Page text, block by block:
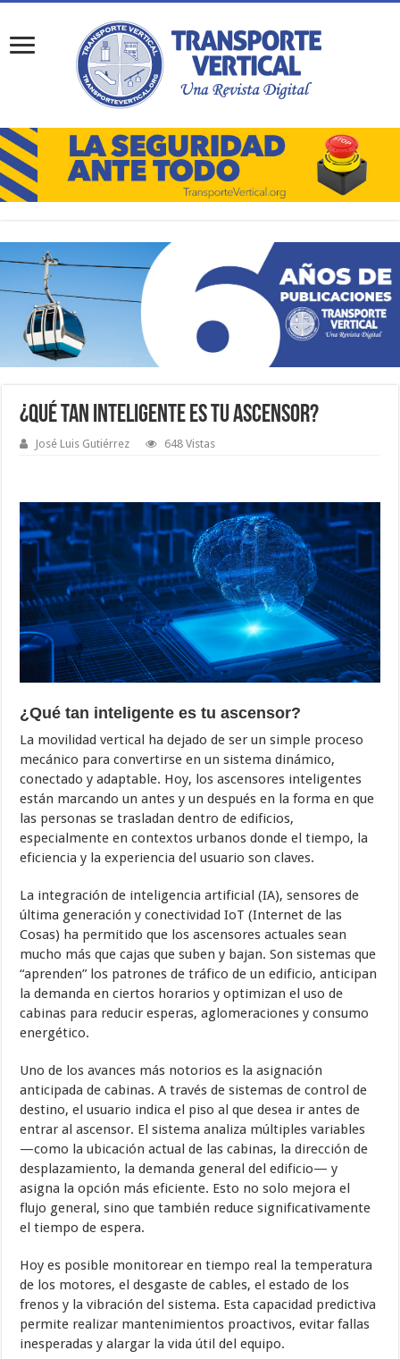
¿Qué tan inteligente es tu ascensor?
José Luis Gutiérrez 648 Vistas
¿Qué tan inteligente es tu ascensor?
La movilidad vertical ha dejado de ser un simple proceso
mecánico para convertirse en un sistema dinámico,
conectado y adaptable. Hoy, los ascensores inteligentes
están marcando un antes y un después en la forma en que
las personas se trasladan dentro de edificios,
especialmente en contextos urbanos donde el tiempo, la
eficiencia y la experiencia del usuario son claves.
La integración de inteligencia artificial (IA), sensores de
última generación y conectividad IoT (Internet de las
Cosas) ha permitido que los ascensores actuales sean
mucho más que cajas que suben y bajan. Son sistemas que
“aprenden” los patrones de tráfico de un edificio, anticipan
la demanda en ciertos horarios y optimizan el uso de
cabinas para reducir esperas, aglomeraciones y consumo
energético.
Uno de los avances más notorios es la asignación
anticipada de cabinas. A través de sistemas de control de
destino, el usuario indica el piso al que desea ir antes de
entrar al ascensor. El sistema analiza múltiples variables
—como la ubicación actual de las cabinas, la dirección de
desplazamiento, la demanda general del edificio— y
asigna la opción más eficiente. Esto no solo mejora el
flujo general, sino que también reduce significativamente
el tiempo de espera.
Hoy es posible monitorear en tiempo real la temperatura
de los motores, el desgaste de cables, el estado de los
frenos y la vibración del sistema. Esta capacidad predictiva
permite realizar mantenimientos proactivos, evitar fallas
inesperadas y alargar la vida útil del equipo.